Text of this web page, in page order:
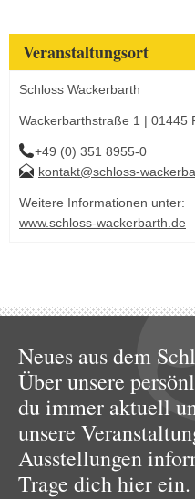
Veranstaltungsort
Schloss Wackerbarth
Wackerbarthstraße 1 | 01445
+49 (0) 351 8955-0
kontakt@schloss-
Weitere Informationen unter:
www.schloss-wackerbarth.de
Neues aus dem
Über unsere
du immer aktuell
unsere
Ausstellungen
Trage dich hier ein.